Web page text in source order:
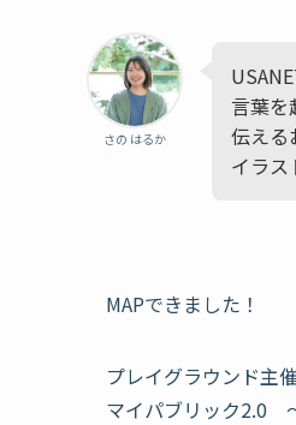
さの はるか
言葉を
伝える
イラス
MAPできました！
プレイグラウンド主
マイパブリック2.0